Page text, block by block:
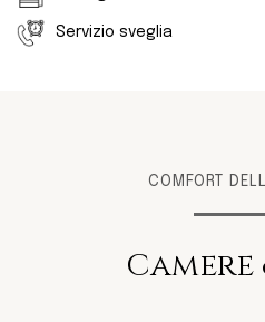
Servizio sveglia
COMFORT
Camere